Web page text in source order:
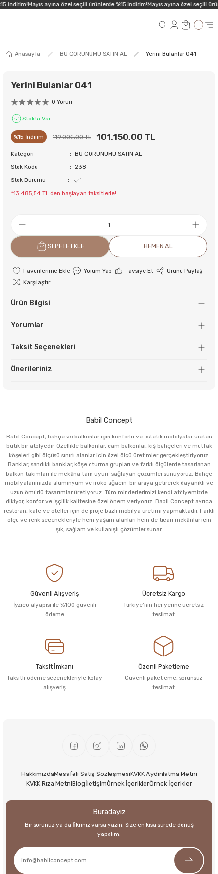
indirim!Mayıs ayına özel seçili ürünlerde %15 indirim!Mayıs ayına özel seçili
Anasayfa BU GÖRÜNÜMÜ SATIN AL Yerini Bulanlar 041
Yerini Bulanlar 041
0 Yorum
Stokta Var
%15 İndirim 119.000,00 TL 101.150,00 TL
Kategori
BU GÖRÜNÜMÜ SATIN AL
Stok Kodu
238
Stok Durumu
*13.485,54 TL den başlayan taksitlerle!
SEPETE EKLE HEMEN AL
Yorum Yap Tavsiye Et
Ürünü Paylaş
Karşılaştır
Ürün Bilgisi
Yorumlar
Taksit Seçenekleri
Önerileriniz
Babil Concept
Babil Concept, bahçe ve balkonlar için konforlu ve estetik mobilyalar üreten
butik bir atölyedir. Özellikle balkonlar, cam balkonlar, kış bahçeleri ve mutfak
köşeleri gibi ölçüsü sınırlı alanlar için özel ölçü üretimler gerçekleştiriyoruz.
Banklar, sandıklı banklar, köşe oturma grupları ve farklı ölçülerde tasarlanan
balkon takımları ile mekâna tam uyum sağlayan çözümler sunuyoruz. Bahçe
mobilyalarımızda alüminyum ve iroko ağacını bir araya getirerek dayanıklı ve
uzun ömürlü tasarımlar üretiyoruz. Tüm minderlerimizi kendi atölyemizde
dikiyor, konfor ve işçilik kalitesine özel önem veriyoruz. Babil Concept ayrıca
restoran, kafe ve oteller için de proje bazlı mobilya üretimi yapmaktadır. Farklı
ölçü ve renk seçenekleriyle hem yaşam alanları hem de ticari mekânlar için
şık, sağlam ve kullanışlı çözümler sunar.
Güvenli Alışveriş
İyzico alyapısı ile %100 güvenli
ödeme
Ücretsiz Kargo
Türkiye'nin her yerine ücretsiz
teslimat
Taksit İmkanı
Taksitli ödeme seçenekleriyle kolay
alışveriş
Özenli Paketleme
Güvenli paketleme, sorunsuz
teslimat
HakkımızdaMesafeli Satış SözleşmesiKVKK Aydınlatma Metni
KVKK Rıza MetniBlogİletişimÖrnek İçeriklerÖrnek İçerikler
Buradayız
Bir sorunuz ya da fikriniz varsa yazın. Size en kısa sürede dönüş
yapalım.